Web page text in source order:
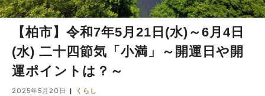
【柏市】令和7年5月21日(水)～6月4日
(水) 二十四節気「小満」～開運日や開
運ポイントは？～
2025年5月20日 くらし